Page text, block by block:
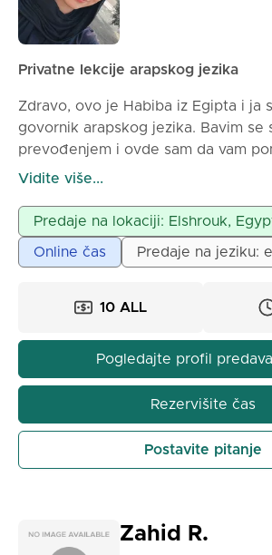
Privatne lekcije arapskog jezika
Zdravo, ovo je Habiba iz Egipta i ja
govornik arapskog jezika. Bavim se
prevođenjem i ovde sam da vam
postignete svoj cilj učenja arapskog
različite materijale kao što su
i igre kako bi učenje bilo zabavno.
Vidite više...
Predaje na lokaciji: Elshrouk,
Online čas Predaje na jeziku:
10 ALL
Pogledajte profil
Rezervišite čas
Postavite pitanje
Zahid R.